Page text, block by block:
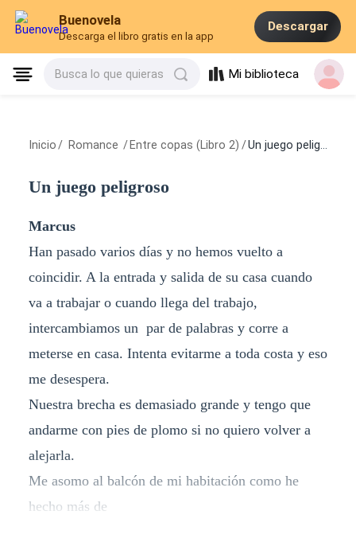
Buenovela
Descarga el libro gratis en la app
Descargar
Busca lo que quieras Mi biblioteca
Inicio / Romance / Entre copas (Libro 2) /Un juego peligroso
Un juego peligroso
Marcus
Han pasado varios días y no hemos vuelto a
coincidir. A la entrada y salida de su casa cuando
va a trabajar o cuando llega del trabajo,
intercambiamos un par de palabras y corre a
meterse en casa. Intenta evitarme a toda costa y eso
me desespera.
Nuestra brecha es demasiado grande y tengo que
andarme con pies de plomo si no quiero volver a
alejarla.
Me asomo al balcón de mi habitación como he
hecho más de